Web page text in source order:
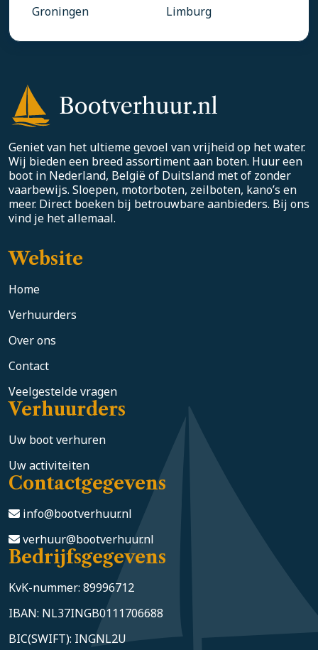
Groningen
Limburg
Geniet van het ultieme gevoel van vrijheid op het water.
Wij bieden een breed assortiment aan boten. Huur een
boot in Nederland, België of Duitsland met of zonder
vaarbewijs. Sloepen, motorboten, zeilboten, kano’s en
meer. Direct boeken bij betrouwbare aanbieders. Bij ons
vind je het allemaal.
Website
Home
Verhuurders
Over ons
Contact
Veelgestelde vragen
Verhuurders
Uw boot verhuren
Uw activiteiten
Contactgegevens
info@bootverhuur.nl
verhuur@bootverhuur.nl
Bedrijfsgegevens
KvK-nummer: 89996712
IBAN: NL37INGB0111706688
BIC(SWIFT): INGNL2U